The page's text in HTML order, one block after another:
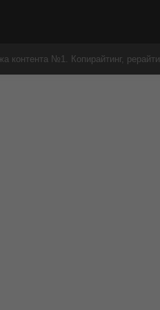
контента №1. Копирайтинг,